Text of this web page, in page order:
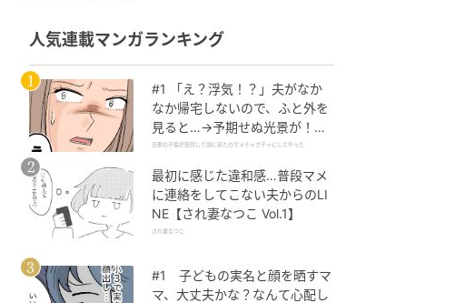
人気連載マンガランキング
#1 「え？浮気！？」夫がなか
なか帰宅しないので、ふと外を
見ると…→予期せぬ光景が！｜
旦那の不倫が発覚して頭に来た
旦那の不倫が発覚して頭に来たのでメチャクチャにしてやった
最初に感じた違和感…普段マメ
に連絡をしてこない夫からのLI
NE【され妻なつこ Vol.1】
され妻なつこ
#1 子どもの実名と顔を晒すマ
マ、大丈夫かな？なんて心配し